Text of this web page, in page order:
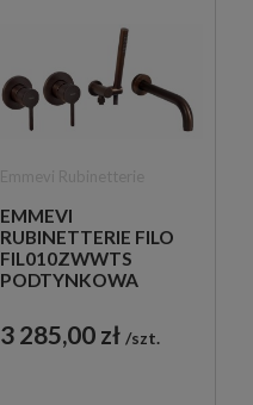
EMMEVI
RUBINETTERIE FILO
FIL010ZWWTS
PODTYNKOWA
4-OTWOROWA
3 285,00 zł szt.